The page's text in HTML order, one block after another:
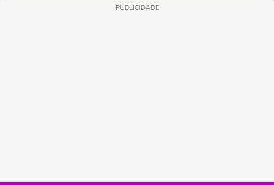
PUBLICIDADE